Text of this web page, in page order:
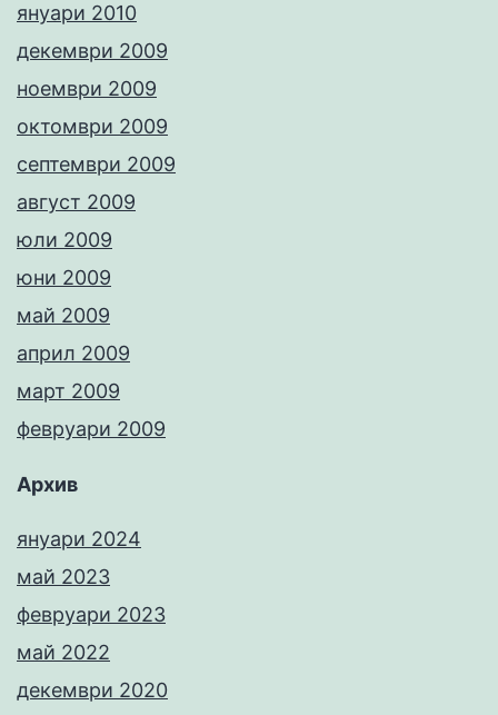
януари 2010
декември 2009
ноември 2009
октомври 2009
септември 2009
август 2009
юли 2009
юни 2009
май 2009
април 2009
март 2009
февруари 2009
Архив
януари 2024
май 2023
февруари 2023
май 2022
декември 2020